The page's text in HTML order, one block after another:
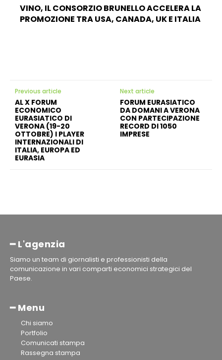
VINO, IL CONSORZIO BRUNELLO ACCELERA LA
PROMOZIONE TRA USA, CANADA, UK E ITALIA
Previous article
AL X FORUM
ECONOMICO
EURASIATICO DI
VERONA (19-20
OTTOBRE) I PLAYER
INTERNAZIONALI DI
ITALIA, EUROPA ED
EURASIA
Next article
FORUM EURASIATICO
DA DOMANI A VERONA
CON PARTECIPAZIONE
RECORD DI 1050
IMPRESE
━ L'agenzia
Siamo un team di giornalisti e professionisti della
comunicazione in vari comparti economici strategici del
Paese.
━ Menu
Chi siamo
Portfolio
Comunicati stampa
Rassegna stampa